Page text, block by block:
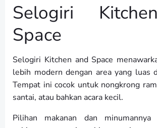
Selogiri
Space
Selogiri Kitchen and Space
lebih modern dengan area yang luas
Tempat ini cocok untuk nongkrong
santai, atau bahkan acara kecil.
Pilihan makanan dan